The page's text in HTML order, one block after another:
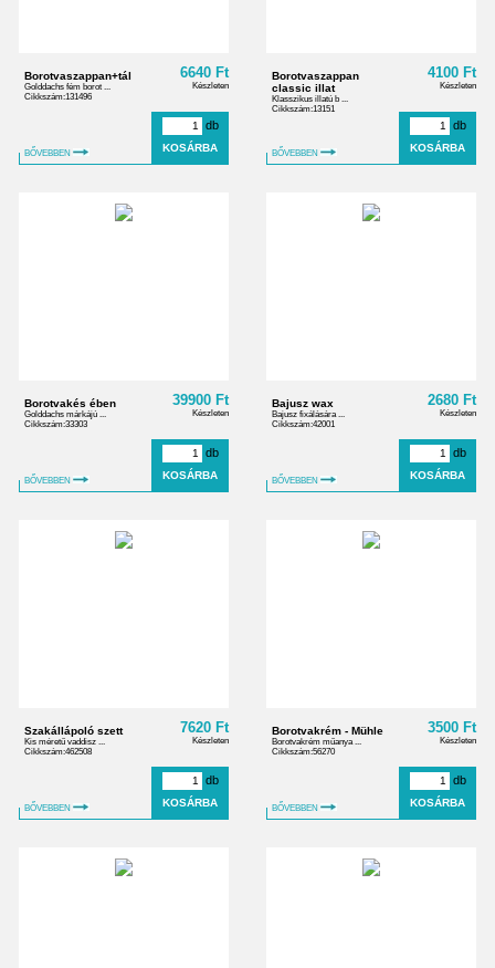
Borotvaszappan+tál
Golddachs fém borot ...
Cikkszám:131496
BŐVEBBEN
6640 Ft
Készleten
db
Borotvaszappan
classic illat
Klasszikus illatú b ...
Cikkszám:13151
BŐVEBBEN
4100 Ft
Készleten
db
Borotvakés ében
Golddachs márkájú ...
Cikkszám:33303
BŐVEBBEN
39900 Ft
Készleten
db
Bajusz wax
Bajusz fixálására ...
Cikkszám:42001
BŐVEBBEN
2680 Ft
Készleten
db
Szakállápoló szett
Kis méretű vaddisz ...
Cikkszám:462508
BŐVEBBEN
7620 Ft
Készleten
db
Borotvakrém - Mühle
Borotvakrém műanya ...
Cikkszám:56270
BŐVEBBEN
3500 Ft
Készleten
db